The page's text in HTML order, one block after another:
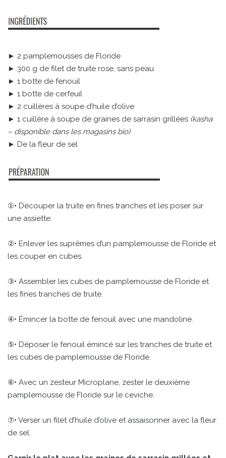
► 2 pamplemousses de Floride
► 300 g de filet de truite rose, sans peau
► 1 botte de fenouil
► 1 botte de cerfeuil
► 2 cuillères à soupe d’huile d’olive
► 1 cuillère à soupe de graines de sarrasin grillées (kasha
– disponible dans les magasins bio)
► De la fleur de sel
①• Découper la truite en fines tranches et les poser sur
une assiette.
②• Enlever les suprêmes d’un pamplemousse de Floride et
les couper en cubes.
③• Assembler les cubes de pamplemousse de Floride et
les fines tranches de truite.
④• Émincer la botte de fenouil avec une mandoline.
⑤• Déposer le fenouil émincé sur les tranches de truite et
les cubes de pamplemousse de Floride.
⑥• Avec un zesteur Microplane, zester le deuxième
pamplemousse de Floride sur le ceviche.
⑦• Verser un filet d’huile d’olive et assaisonner avec la fleur
de sel.